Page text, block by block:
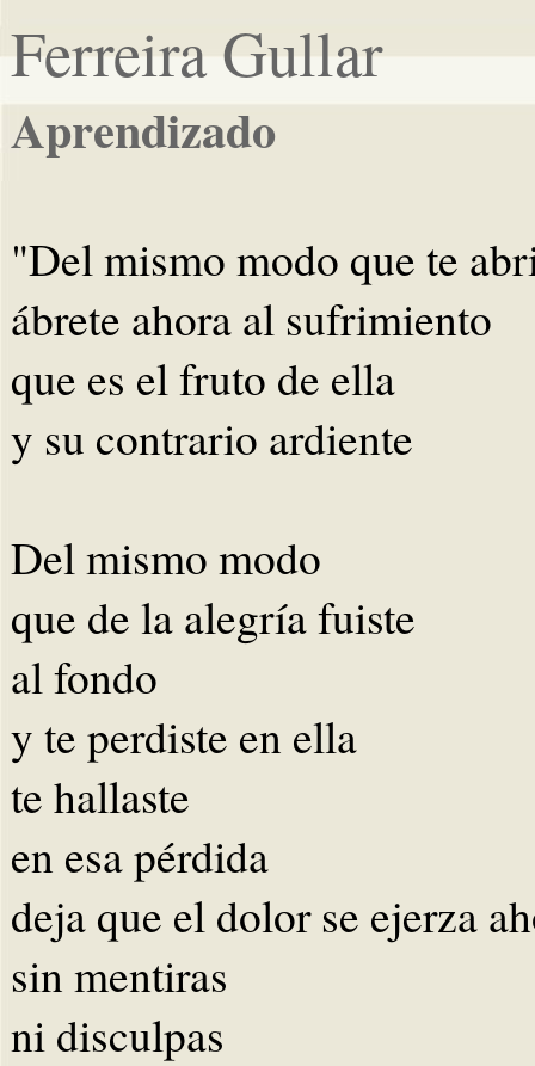
Ferreira Gullar
Aprendizado
"Del mismo modo que te
ábrete ahora al sufrimiento
que es el fruto de ella
y su contrario ardiente
Del mismo modo
que de la alegría fuiste
al fondo
y te perdiste en ella
te hallaste
en esa pérdida
deja que el dolor se ejerza
sin mentiras
ni disculpas